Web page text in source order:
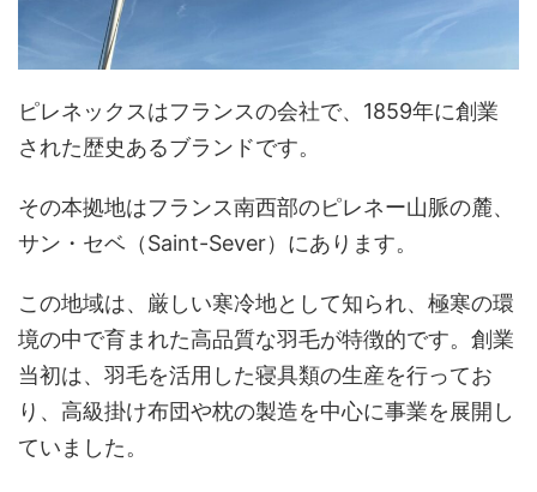
ピレネックスはフランスの会社で、1859年に創業
された歴史あるブランドです。
その本拠地はフランス南西部のピレネー山脈の麓、
サン・セベ（Saint-Sever）にあります。
この地域は、厳しい寒冷地として知られ、極寒の環
境の中で育まれた高品質な羽毛が特徴的です。創業
当初は、羽毛を活用した寝具類の生産を行ってお
り、高級掛け布団や枕の製造を中心に事業を展開し
ていました。